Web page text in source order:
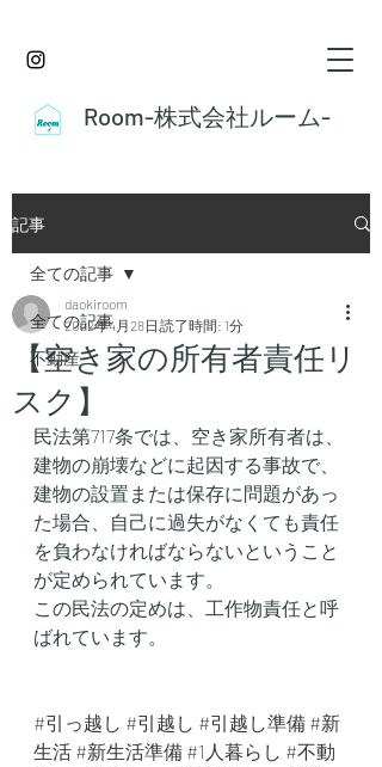
Room-株式会社ルーム-
記事
全ての記事
不動産
全ての記事
【空き家の所有者責任リ
スク】
daokiroom
2022年4月28日 読了時間: 1分
民法第717条では、空き家所有者は、
建物の崩壊などに起因する事故で、
建物の設置または保存に問題があっ
た場合、自己に過失がなくても責任
を負わなければならないということ
が定められています。
この民法の定めは、工作物責任と呼
ばれています。
#引っ越し #引越し #引越し準備 #新
生活 #新生活準備 #1人暮らし #不動